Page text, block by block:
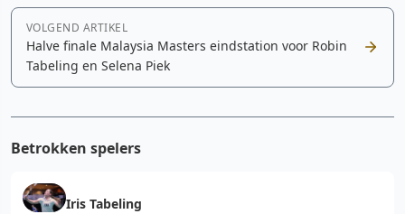
VOLGEND ARTIKEL
Halve finale Malaysia Masters eindstation voor Robin
Tabeling en Selena Piek
Betrokken spelers
Iris Tabeling